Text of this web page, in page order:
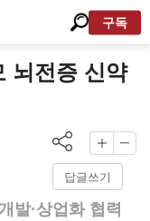
구독
뇌전증 신약
답글쓰기
발·상업화 협력